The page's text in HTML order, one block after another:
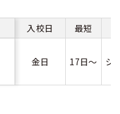
入校日 最短
金日 17日～ シ